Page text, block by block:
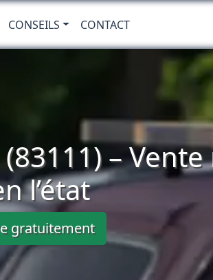
CONSEILS CONTACT
–
l’état
gratuitement